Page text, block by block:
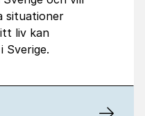
situationer
liv kan
Sverige.